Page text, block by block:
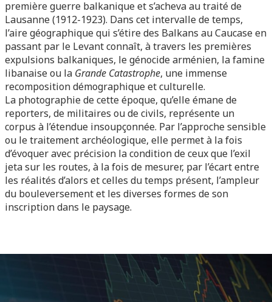
première guerre balkanique et s’acheva au traité de
Lausanne (1912-1923). Dans cet intervalle de temps,
l’aire géographique qui s’étire des Balkans au Caucase en
passant par le Levant connaît, à travers les premières
expulsions balkaniques, le génocide arménien, la famine
libanaise ou la Grande Catastrophe, une immense
recomposition démographique et culturelle.
La photographie de cette époque, qu’elle émane de
reporters, de militaires ou de civils, représente un
corpus à l’étendue insoupçonnée. Par l’approche sensible
ou le traitement archéologique, elle permet à la fois
d’évoquer avec précision la condition de ceux que l’exil
jeta sur les routes, à la fois de mesurer, par l’écart entre
les réalités d’alors et celles du temps présent, l’ampleur
du bouleversement et les diverses formes de son
inscription dans le paysage.